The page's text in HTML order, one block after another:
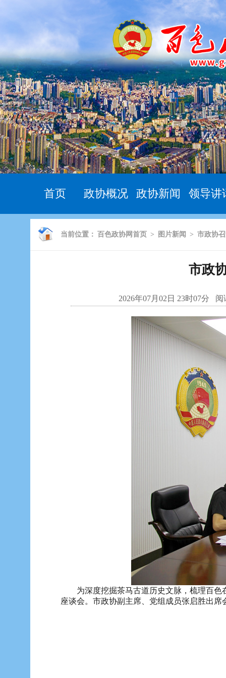
首页 政协概况 政协新闻 领导讲
当前位置： 百色政协网首页 > 图片新闻 > 市政协
市政
2026年07月02日 23时07分 阅
为深度挖掘茶马古道历史文脉，梳理百色在
座谈会。市政协副主席、党组成员张启胜出